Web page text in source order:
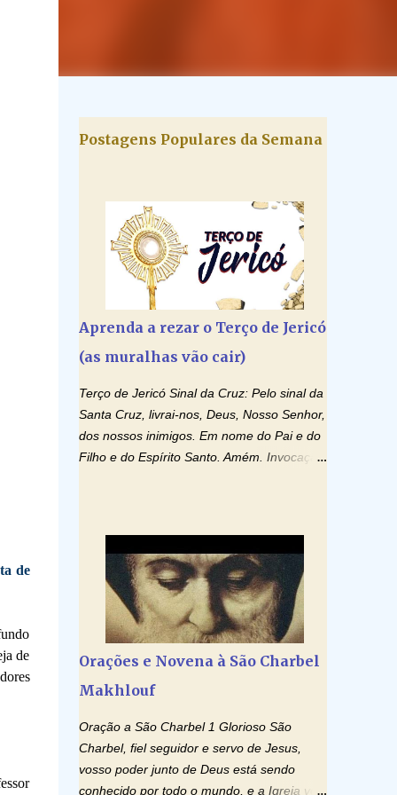
de
de
Postagens Populares da Semana
Aprenda a rezar o Terço de Jericó
(as muralhas vão cair)
Terço de Jericó Sinal da Cruz: Pelo sinal da
Santa Cruz, livrai-nos, Deus, Nosso Senhor,
dos nossos inimigos. Em nome do Pai e do
Filho e do Espírito Santo. Amém. Invocação
renovareis a face da terra. Oremos: Ó
Deus, que instruístes os corações dos
vossos fiéis com a luz do Espírito Santo,
fazei que apreciemos retamente todas as
gozemos sempre da sua consolação. Por
Cristo, Senhor Nosso. Amém. Creio: Creio
céu e da terra; e em Jesus Cristo, seu único
Filho, nosso Senhor; que foi concebido pelo
poder do Espí­rito Santo; nasceu da Virgem
Orações e Novena à São Charbel
Makhlouf
Oração a São Charbel 1 Glorioso São
Charbel, fiel seguidor e servo de Jesus,
vosso poder junto de Deus está sendo
conhecido por todo o mundo, e a Igreja vos